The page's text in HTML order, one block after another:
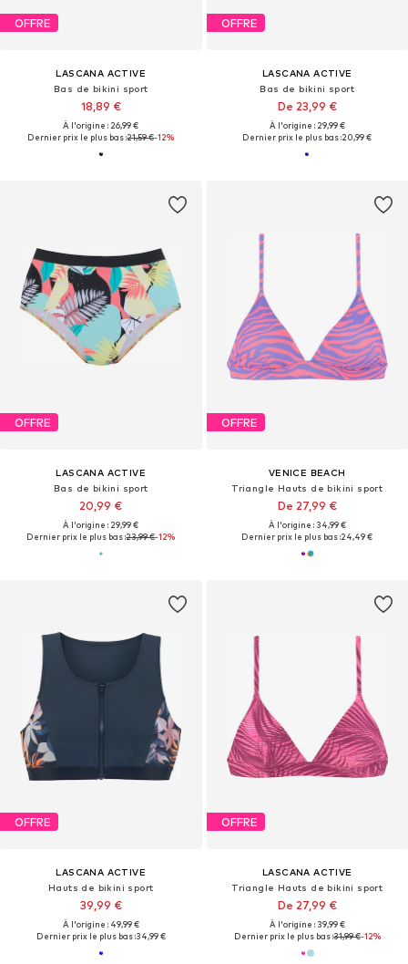
OFFRE
LASCANA ACTIVE
Bas de bikini sport
18,89 €
À l'origine : 26,99 €
Dernier prix le plus bas :21,59 €-12%
OFFRE
LASCANA ACTIVE
Bas de bikini sport
De 23,99 €
À l'origine : 29,99 €
Dernier prix le plus bas :20,99 €
OFFRE
LASCANA ACTIVE
Bas de bikini sport
20,99 €
À l'origine : 29,99 €
Dernier prix le plus bas :23,99 €-12%
OFFRE
VENICE BEACH
Triangle Hauts de bikini sport
De 27,99 €
À l'origine : 34,99 €
Dernier prix le plus bas :24,49 €
OFFRE
LASCANA ACTIVE
Hauts de bikini sport
39,99 €
À l'origine : 49,99 €
Dernier prix le plus bas :34,99 €
OFFRE
LASCANA ACTIVE
Triangle Hauts de bikini sport
De 27,99 €
À l'origine : 39,99 €
Dernier prix le plus bas :31,99 €-12%